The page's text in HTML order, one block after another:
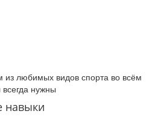
из любимых видов спорта во всём
нужны
навыки